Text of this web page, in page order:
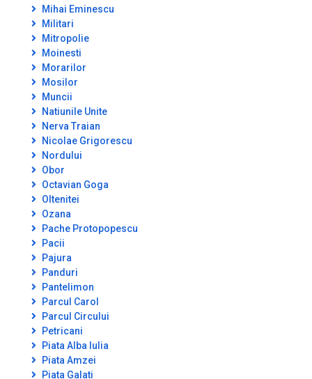
Mihai Eminescu
Militari
Mitropolie
Moinesti
Morarilor
Mosilor
Muncii
Natiunile Unite
Nerva Traian
Nicolae Grigorescu
Nordului
Obor
Octavian Goga
Oltenitei
Ozana
Pache Protopopescu
Pacii
Pajura
Panduri
Pantelimon
Parcul Carol
Parcul Circului
Petricani
Piata Alba Iulia
Piata Amzei
Piata Galati